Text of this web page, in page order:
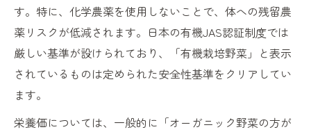
す。特に、化学農薬を使用しないことで、体への残留農
薬リスクが低減されます。日本の有機JAS認証制度では
厳しい基準が設けられており、「有機栽培野菜」と表示
されているものは定められた安全性基準をクリアしてい
ます。
栄養価については、一般的に「オーガニック野菜の方が